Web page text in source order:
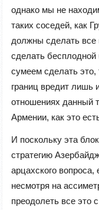
однако мы не
таких соседей, как
должны сделать все
сделать
сумеем сделать это,
границ вредит лишь
отношениях данный
Армении, как это
И поскольку эта
стратегию
арцахского
несмотря на
преодолеть все это